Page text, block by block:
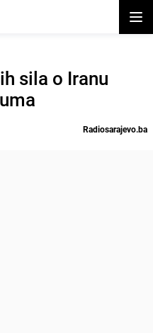
sila o Iranu
Radiosarajevo.ba